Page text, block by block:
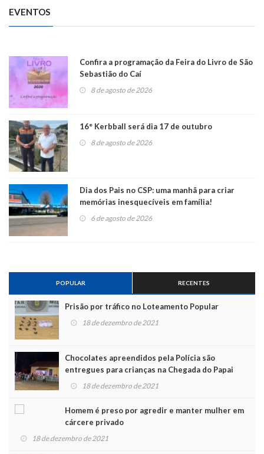
EVENTOS
Confira a programação da Feira do Livro de São
Sebastião do Caí
8 de agosto de 2026
16° Kerbball será dia 17 de outubro
8 de agosto de 2026
Dia dos Pais no CSP: uma manhã para criar
memórias inesquecíveis em família!
6 de agosto de 2026
POPULAR RECENTES
Prisão por tráfico no Loteamento Popular
18 de dezembro de 2021
Chocolates apreendidos pela Polícia são
entregues para crianças na Chegada do Papai
Noel
18 de dezembro de 2021
Homem é preso por agredir e manter mulher em
cárcere privado
18 de dezembro de 2021